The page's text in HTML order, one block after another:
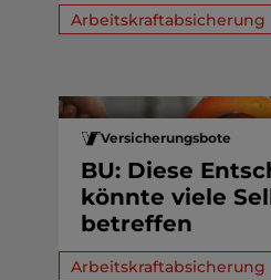
Arbeitskraftabsicherung
Versicherungsbote
BU: Diese
könnte viele
betreffen
Arbeitskraftabsicherung